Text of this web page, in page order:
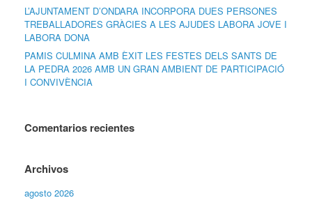
L’AJUNTAMENT D’ONDARA INCORPORA DUES PERSONES
TREBALLADORES GRÀCIES A LES AJUDES LABORA JOVE I
LABORA DONA
PAMIS CULMINA AMB ÈXIT LES FESTES DELS SANTS DE
LA PEDRA 2026 AMB UN GRAN AMBIENT DE PARTICIPACIÓ
I CONVIVÈNCIA
Comentarios recientes
Archivos
agosto 2026